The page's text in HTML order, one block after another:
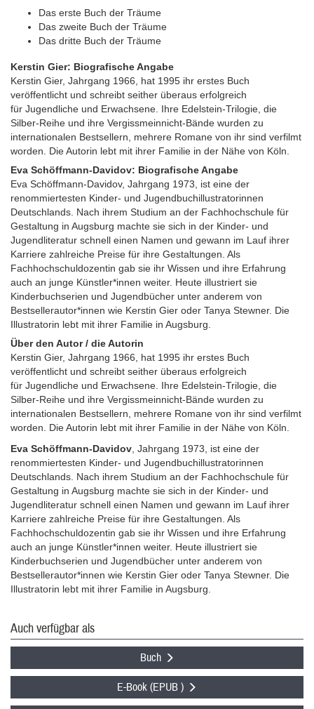
Das erste Buch der Träume
Das zweite Buch der Träume
Das dritte Buch der Träume
Kerstin Gier: Biografische Angabe
Kerstin Gier, Jahrgang 1966, hat 1995 ihr erstes Buch
veröffentlicht und schreibt seither überaus erfolgreich
für Jugendliche und Erwachsene. Ihre Edelstein-Trilogie, die
Silber-Reihe und ihre Vergissmeinnicht-Bände wurden zu
internationalen Bestsellern, mehrere Romane von ihr sind verfilmt
worden. Die Autorin lebt mit ihrer Familie in der Nähe von Köln.
Eva Schöffmann-Davidov: Biografische Angabe
Eva Schöffmann-Davidov, Jahrgang 1973, ist eine der
renommiertesten Kinder- und Jugendbuchillustratorinnen
Deutschlands. Nach ihrem Studium an der Fachhochschule für
Gestaltung in Augsburg machte sie sich in der Kinder- und
Jugendliteratur schnell einen Namen und gewann im Lauf ihrer
Karriere zahlreiche Preise für ihre Gestaltungen. Als
Fachhochschuldozentin gab sie ihr Wissen und ihre Erfahrung
auch an junge Künstler*innen weiter. Heute illustriert sie
Kinderbuchserien und Jugendbücher unter anderem von
Bestsellerautor*innen wie Kerstin Gier oder Tanya Stewner. Die
Illustratorin lebt mit ihrer Familie in Augsburg.
Über den Autor / die Autorin
Kerstin Gier, Jahrgang 1966, hat 1995 ihr erstes Buch
veröffentlicht und schreibt seither überaus erfolgreich
für Jugendliche und Erwachsene. Ihre Edelstein-Trilogie, die
Silber-Reihe und ihre Vergissmeinnicht-Bände wurden zu
internationalen Bestsellern, mehrere Romane von ihr sind verfilmt
worden. Die Autorin lebt mit ihrer Familie in der Nähe von Köln.
Eva Schöffmann-Davidov , Jahrgang 1973, ist eine der
renommiertesten Kinder- und Jugendbuchillustratorinnen
Deutschlands. Nach ihrem Studium an der Fachhochschule für
Gestaltung in Augsburg machte sie sich in der Kinder- und
Jugendliteratur schnell einen Namen und gewann im Lauf ihrer
Karriere zahlreiche Preise für ihre Gestaltungen. Als
Fachhochschuldozentin gab sie ihr Wissen und ihre Erfahrung
auch an junge Künstler*innen weiter. Heute illustriert sie
Kinderbuchserien und Jugendbücher unter anderem von
Bestsellerautor*innen wie Kerstin Gier oder Tanya Stewner. Die
Illustratorin lebt mit ihrer Familie in Augsburg.
Auch verfügbar als
Buch
E-Book (EPUB )